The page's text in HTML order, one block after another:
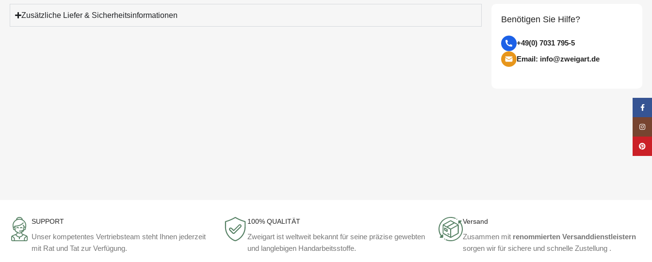
Zusätzliche Liefer & Sicherheitsinformationen Benötigen Sie Hilfe?
+49(0) 7031 795-5
Email: info@zweigart.de
SUPPORT
Unser kompetentes Vertriebsteam steht Ihnen jederzeit
mit Rat und Tat zur Verfügung.
100% QUALITÄT
Zweigart ist weltweit bekannt für seine präzise gewebten
und langlebigen Handarbeitsstoffe.
Versand
Zusammen mit renommierten Versanddienstleistern
sorgen wir für sichere und schnelle Zustellung .